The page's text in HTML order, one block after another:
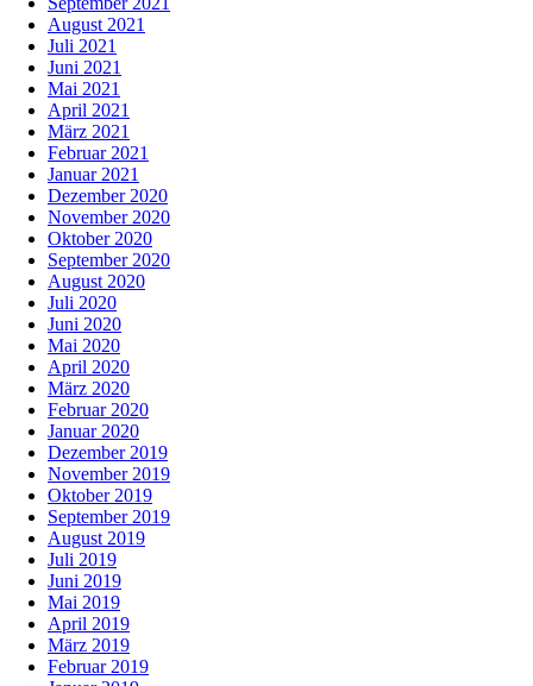
August 2021
Juli 2021
Juni 2021
Mai 2021
April 2021
März 2021
Februar 2021
Januar 2021
Dezember 2020
November 2020
Oktober 2020
September 2020
August 2020
Juli 2020
Juni 2020
Mai 2020
April 2020
März 2020
Februar 2020
Januar 2020
Dezember 2019
November 2019
Oktober 2019
September 2019
August 2019
Juli 2019
Juni 2019
Mai 2019
April 2019
März 2019
Februar 2019